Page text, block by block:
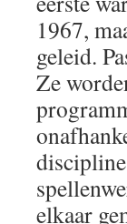
1967,
geleid.
Ze
elkaar